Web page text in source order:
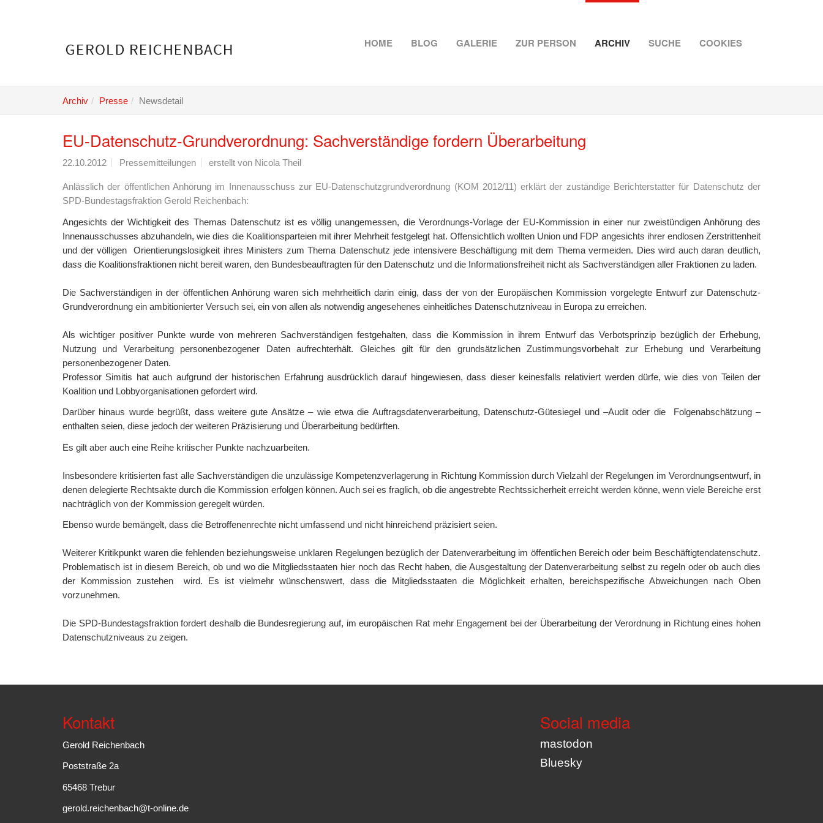
HOME BLOG GALERIE ZUR PERSON ARCHIV SUCHE COOKIES
Archiv Presse Newsdetail
EU-Datenschutz-Grundverordnung: Sachverständige fordern Überarbeitung
22.10.2012 Pressemitteilungen erstellt von Nicola Theil
Anlässlich der öffentlichen Anhörung im Innenausschuss zur EU-Datenschutzgrundverordnung (KOM 2012/11) erklärt der zuständige Berichterstatter für Datenschutz der
SPD-Bundestagsfraktion Gerold Reichenbach:
Angesichts der Wichtigkeit des Themas Datenschutz ist es völlig unangemessen, die Verordnungs-Vorlage der EU-Kommission in einer nur zweistündigen Anhörung des
Innenausschusses abzuhandeln, wie dies die Koalitionsparteien mit ihrer Mehrheit festgelegt hat. Offensichtlich wollten Union und FDP angesichts ihrer endlosen Zerstrittenheit
und der völligen Orientierungslosigkeit ihres Ministers zum Thema Datenschutz jede intensivere Beschäftigung mit dem Thema vermeiden. Dies wird auch daran deutlich,
dass die Koalitionsfraktionen nicht bereit waren, den Bundesbeauftragten für den Datenschutz und die Informationsfreiheit nicht als Sachverständigen aller Fraktionen zu laden.
Die Sachverständigen in der öffentlichen Anhörung waren sich mehrheitlich darin einig, dass der von der Europäischen Kommission vorgelegte Entwurf zur Datenschutz-
Grundverordnung ein ambitionierter Versuch sei, ein von allen als notwendig angesehenes einheitliches Datenschutzniveau in Europa zu erreichen.
Als wichtiger positiver Punkte wurde von mehreren Sachverständigen festgehalten, dass die Kommission in ihrem Entwurf das Verbotsprinzip bezüglich der Erhebung,
Nutzung und Verarbeitung personenbezogener Daten aufrechterhält. Gleiches gilt für den grundsätzlichen Zustimmungsvorbehalt zur Erhebung und Verarbeitung
personenbezogener Daten.
Professor Simitis hat auch aufgrund der historischen Erfahrung ausdrücklich darauf hingewiesen, dass dieser keinesfalls relativiert werden dürfe, wie dies von Teilen der
Koalition und Lobbyorganisationen gefordert wird.
Darüber hinaus wurde begrüßt, dass weitere gute Ansätze – wie etwa die Auftragsdatenverarbeitung, Datenschutz-Gütesiegel und –Audit oder die Folgenabschätzung –
enthalten seien, diese jedoch der weiteren Präzisierung und Überarbeitung bedürften.
Es gilt aber auch eine Reihe kritischer Punkte nachzuarbeiten.
Insbesondere kritisierten fast alle Sachverständigen die unzulässige Kompetenzverlagerung in Richtung Kommission durch Vielzahl der Regelungen im Verordnungsentwurf, in
denen delegierte Rechtsakte durch die Kommission erfolgen können. Auch sei es fraglich, ob die angestrebte Rechtssicherheit erreicht werden könne, wenn viele Bereiche erst
nachträglich von der Kommission geregelt würden.
Ebenso wurde bemängelt, dass die Betroffenenrechte nicht umfassend und nicht hinreichend präzisiert seien.
Weiterer Kritikpunkt waren die fehlenden beziehungsweise unklaren Regelungen bezüglich der Datenverarbeitung im öffentlichen Bereich oder beim Beschäftigtendatenschutz.
Problematisch ist in diesem Bereich, ob und wo die Mitgliedsstaaten hier noch das Recht haben, die Ausgestaltung der Datenverarbeitung selbst zu regeln oder ob auch dies
der Kommission zustehen wird. Es ist vielmehr wünschenswert, dass die Mitgliedsstaaten die Möglichkeit erhalten, bereichspezifische Abweichungen nach Oben
vorzunehmen.
Die SPD-Bundestagsfraktion fordert deshalb die Bundesregierung auf, im europäischen Rat mehr Engagement bei der Überarbeitung der Verordnung in Richtung eines hohen
Datenschutzniveaus zu zeigen.
Kontakt
Gerold Reichenbach
Poststraße 2a
65468 Trebur
gerold.reichenbach@t-online.de
Social media
mastodon
Bluesky